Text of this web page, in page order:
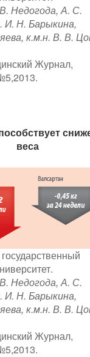
Недогода, А. С.
И. Н. Барыкина,
к.м.н. В. В.
Журнал,
веса
Недогода, А. С.
И. Н. Барыкина,
к.м.н. В. В.
Журнал,